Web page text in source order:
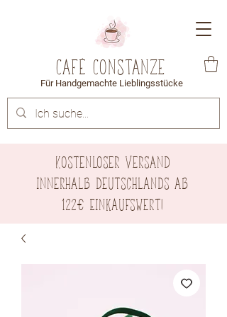
Café Constanze
Für Handgemachte Lieblingsstücke
Kostenloser Versand
innerhalb Deutschlands ab
122€ Einkaufswert!